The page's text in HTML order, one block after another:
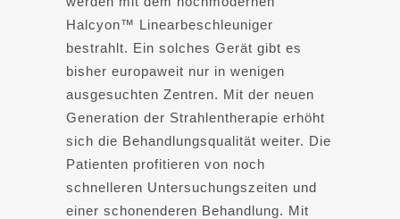
Halcyon™ Linearbeschleuniger
bestrahlt. Ein solches Gerät gibt es
bisher europaweit nur in wenigen
ausgesuchten Zentren. Mit der neuen
Generation der Strahlentherapie erhöht
sich die Behandlungsqualität weiter. Die
Patienten profitieren von noch
schnelleren Untersuchungszeiten und
einer schonenderen Behandlung. Mit